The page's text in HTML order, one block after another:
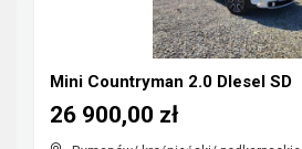
Mini Countryman 2.0 DIesel SD
26 900,00 zł